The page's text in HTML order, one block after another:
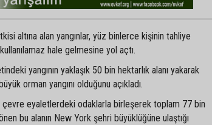
altına alan yangınlar, yüz binlerce kişinin tahliye
hale gelmesine yol açtı.
yangının yaklaşık 50 bin hektarlık alanı yakarak
orman yangını olduğunu açıkladı.
çevre eyaletlerdeki odaklarla birleşerek toplam 77 bin
bu alanın New York şehri büyüklüğüne ulaştığı